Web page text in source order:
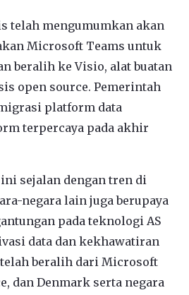
telah mengumumkan akan
Microsoft Teams untuk
beralih ke Visio, alat buatan
open source. Pemerintah
platform data
terpercaya pada akhir
sejalan dengan tren di
negara lain juga berupaya
pada teknologi AS
data dan kekhawatiran
beralih dari Microsoft
dan Denmark serta negara